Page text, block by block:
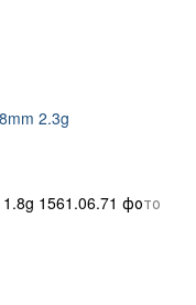
2.3g